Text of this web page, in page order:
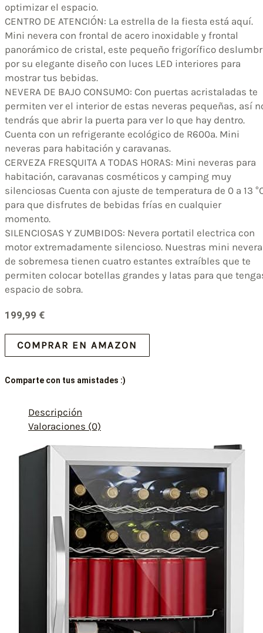
optimizar el espacio.
CENTRO DE ATENCIÓN: La estrella de la fiesta está aquí.
Mini nevera con frontal de acero inoxidable y frontal
panorámico de cristal, este pequeño frigorífico
por su elegante diseño con luces LED interiores para
mostrar tus bebidas.
NEVERA DE BAJO CONSUMO: Con puertas acristaladas te
permiten ver el interior de estas neveras pequeñas, así
tendrás que abrir la puerta para ver lo que hay dentro.
Cuenta con un refrigerante ecológico de R600a. Mini
neveras para habitación y caravanas.
CERVEZA FRESQUITA A TODAS HORAS: Mini neveras para
habitación, caravanas cosméticos y camping muy
silenciosas Cuenta con ajuste de temperatura de 0 a 13
para que disfrutes de bebidas frías en cualquier
momento.
SILENCIOSAS Y ZUMBIDOS: Nevera portatil electrica con
motor extremadamente silencioso. Nuestras mini
de sobremesa tienen cuatro estantes extraíbles que te
permiten colocar botellas grandes y latas para que
espacio de sobra.
199,99 €
COMPRAR EN AMAZON
Comparte con tus amistades :)
Descripción
Valoraciones (0)